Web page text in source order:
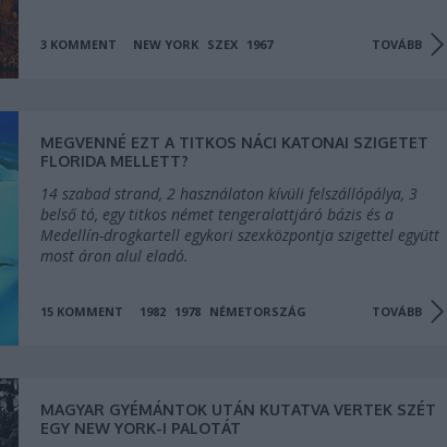
3 KOMMENT NEW YORK SZEX 1967 TOVÁBB
MEGVENNÉ EZT A TITKOS NÁCI KATONAI SZIGETET
FLORIDA MELLETT?
14 szabad strand, 2 használaton kívüli felszállópálya, 3
belső tó, egy titkos német tengeralattjáró bázis és a
Medellín-drogkartell egykori szexközpontja szigettel együtt
most áron alul eladó.
15 KOMMENT 1982 1978 NÉMETORSZÁG TOVÁBB
MAGYAR GYÉMÁNTOK UTÁN KUTATVA VERTEK SZÉT
EGY NEW YORK-I PALOTÁT